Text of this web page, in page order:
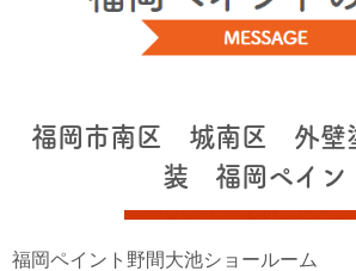
福岡市南区 城南区 外壁
装 福岡ペイン
福岡ペイント野間大池ショールーム